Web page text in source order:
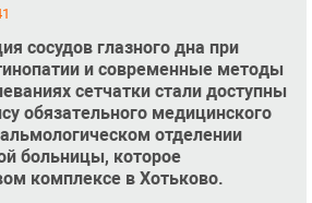
сосудов глазного дна при
и современные методы
сетчатки стали доступны
обязательного медицинского
отделении
больницы, которое
комплексе в Хотьково.